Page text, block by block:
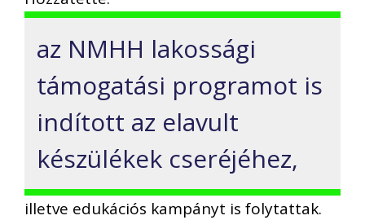
az NMHH lakossági
támogatási programot is
indított az elavult
készülékek cseréjéhez,
illetve edukációs kampányt is folytattak.